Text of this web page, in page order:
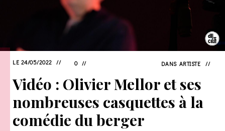
LE 24/05/2022 0 DANS ARTISTE
Vidéo : Olivier Mellor et ses
nombreuses casquettes à la
comédie du berger